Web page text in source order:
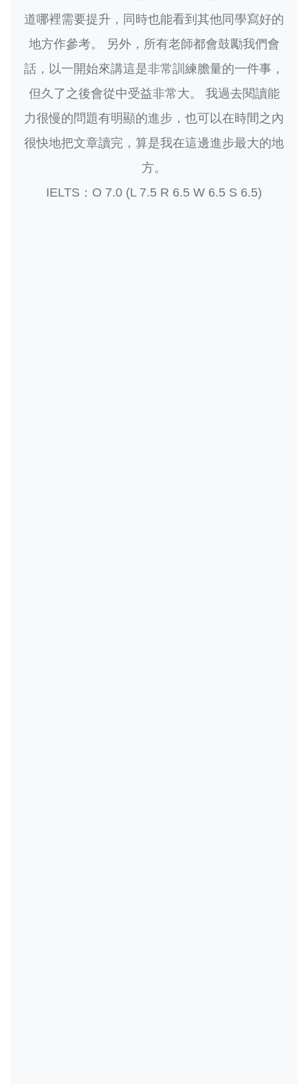
道哪裡需要提升，同時也能看到其他同學寫好的
地方作參考。 另外，所有老師都會鼓勵我們會
話，以一開始來講這是非常訓練膽量的一件事，
但久了之後會從中受益非常大。 我過去閱讀能
力很慢的問題有明顯的進步，也可以在時間之內
很快地把文章讀完，算是我在這邊進步最大的地
方。
IELTS：O 7.0 (L 7.5 R 6.5 W 6.5 S 6.5)